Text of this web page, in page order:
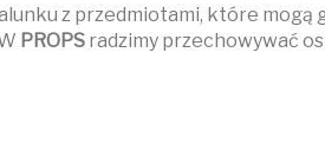
z przedmiotami, które mogą
PROPS radzimy przechowywać